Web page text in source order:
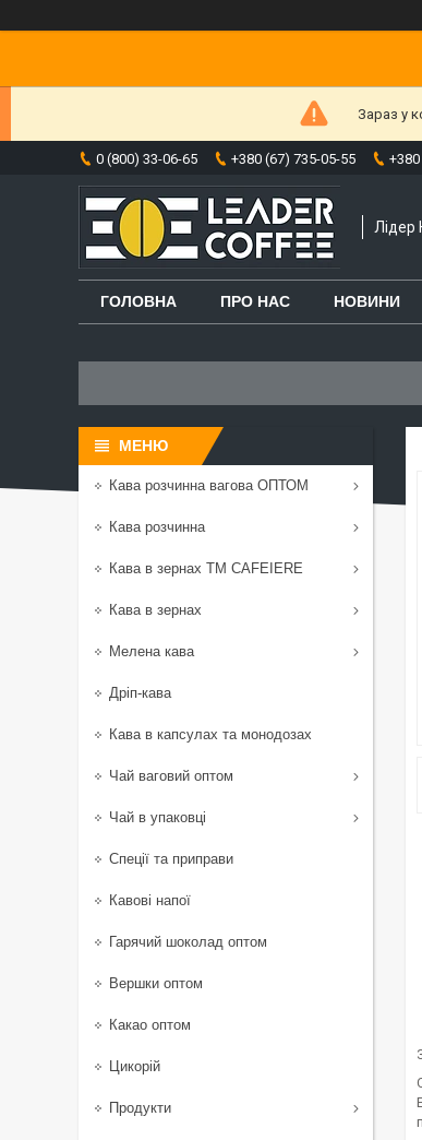
Зараз у
0 (800) 33-06-65 +380 (67) 735-05-55
Лідер
ГОЛОВНА ПРО НАС НОВИНИ
Кава розчинна вагова ОПТОМ
Кава розчинна
Кава в зернах TM CAFEIERE
Кава в зернах
Мелена кава
Дріп-кава
Кава в капсулах та монодозах
Чай ваговий оптом
Чай в упаковці
Спеції та приправи
Кавові напої
Гарячий шоколад оптом
Вершки оптом
Какао оптом
Цикорій
Продукти